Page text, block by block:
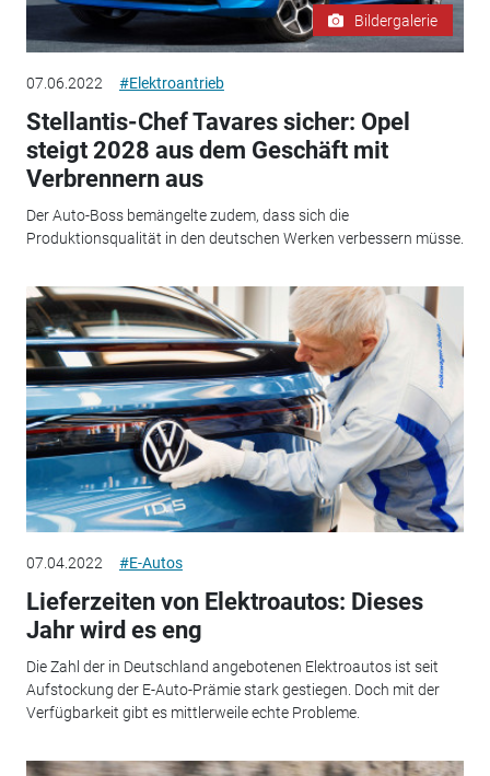
Bildergalerie
07.06.2022 #Elektroantrieb
Stellantis-Chef Tavares sicher: Opel
steigt 2028 aus dem Geschäft mit
Verbrennern aus
Der Auto-Boss bemängelte zudem, dass sich die
Produktionsqualität in den deutschen Werken verbessern müsse.
07.04.2022 #E-Autos
Lieferzeiten von Elektroautos: Dieses
Jahr wird es eng
Die Zahl der in Deutschland angebotenen Elektroautos ist seit
Aufstockung der E-Auto-Prämie stark gestiegen. Doch mit der
Verfügbarkeit gibt es mittlerweile echte Probleme.